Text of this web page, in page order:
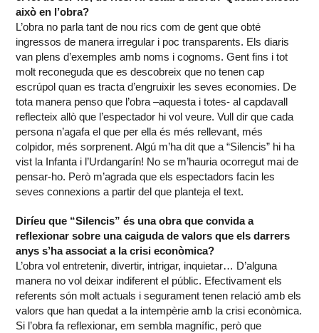
això en l’obra?
L’obra no parla tant de nou rics com de gent que obté
ingressos de manera irregular i poc transparents. Els diaris
van plens d’exemples amb noms i cognoms. Gent fins i tot
molt reconeguda que es descobreix que no tenen cap
escrúpol quan es tracta d’engruixir les seves economies. De
tota manera penso que l’obra –aquesta i totes- al capdavall
reflecteix allò que l’espectador hi vol veure. Vull dir que cada
persona n’agafa el que per ella és més rellevant, més
colpidor, més sorprenent. Algú m’ha dit que a “Silencis” hi ha
vist la Infanta i l’Urdangarín! No se m’hauria ocorregut mai de
pensar-ho. Però m’agrada que els espectadors facin les
seves connexions a partir del que planteja el text.
Diríeu que “Silencis” és una obra que convida a
reflexionar sobre una caiguda de valors que els darrers
anys s’ha associat a la crisi econòmica?
L’obra vol entretenir, divertir, intrigar, inquietar… D’alguna
manera no vol deixar indiferent el públic. Efectivament els
referents són molt actuals i segurament tenen relació amb els
valors que han quedat a la intempèrie amb la crisi econòmica.
Si l’obra fa reflexionar, em sembla magnífic, però que